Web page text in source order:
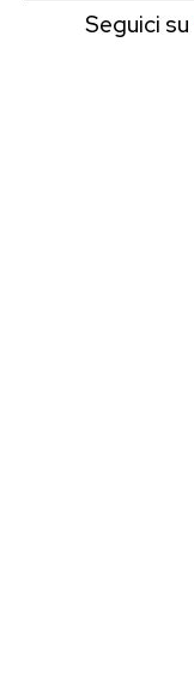
Seguici su